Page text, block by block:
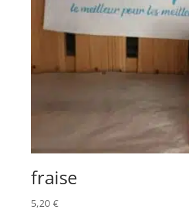
fraise
5,20 €